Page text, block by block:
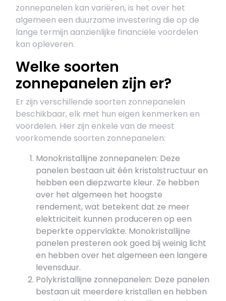
zonnepanelen kan variëren, is het over het
algemeen een duurzame investering die op de
lange termijn aanzienlijke financiële voordelen
kan opleveren.
Welke soorten
zonnepanelen zijn er?
Er zijn verschillende soorten zonnepanelen
beschikbaar, elk met hun eigen kenmerken en
voordelen. Hier zijn enkele van de meest
voorkomende soorten zonnepanelen:
Monokristallijne zonnepanelen: Deze
panelen bestaan uit één kristalstructuur en
hebben een diepzwarte kleur. Ze hebben
over het algemeen het hoogste
rendement, wat betekent dat ze meer
elektriciteit kunnen produceren op een
beperkte oppervlakte. Monokristallijne
panelen presteren ook goed bij weinig licht
en hebben over het algemeen een langere
levensduur.
Polykristallijne zonnepanelen: Deze panelen
bestaan uit meerdere kristallen en hebben